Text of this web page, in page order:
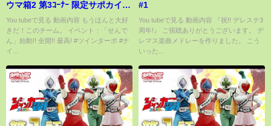
ウマ箱2 第3ｺｰﾅｰ 限定サポカイベ
ント
You tubeで見る 動画内容 もうほんと大好
きだ！このチーム。 イベント：「せんで
ん」始動!! 全開!! 最高! #ツインターボ #ナ
イ...
#1
You tubeで見る 動画内容 『祝!! デレステ3
周年!』 ご視聴ありがとうございます。 デ
レマス楽曲メドレーを作りました。 こう
いった...